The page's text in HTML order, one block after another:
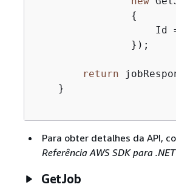
{
Id
                });
return
    }
Para obter detalhes da API,
Referência AWS SDK para
GetJob